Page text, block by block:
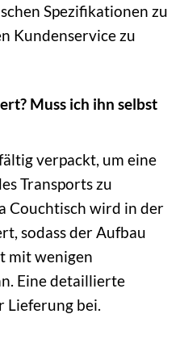
Spezifikationen zu
Kundenservice zu
Muss ich ihn selbst
verpackt, um eine
Transports zu
Couchtisch wird in der
sodass der Aufbau
mit wenigen
Eine detaillierte
Lieferung bei.